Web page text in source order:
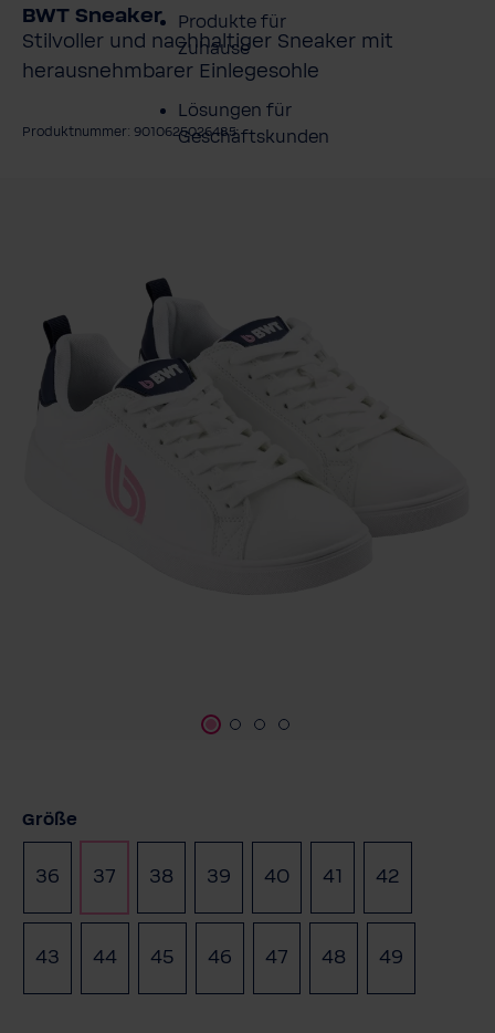
Produkte für
Zuhause
Lösungen für
Geschäftskunden
BWT im Sport
BWT Sneaker
Stilvoller und nachhaltiger Sneaker mit
herausnehmbarer Einlegesohle
Produktnummer: 9010625026485
Größe
36 37 38 39 40 41 42
43 44 45 46 47 (Diese Option ist
48 (Diese Option
49